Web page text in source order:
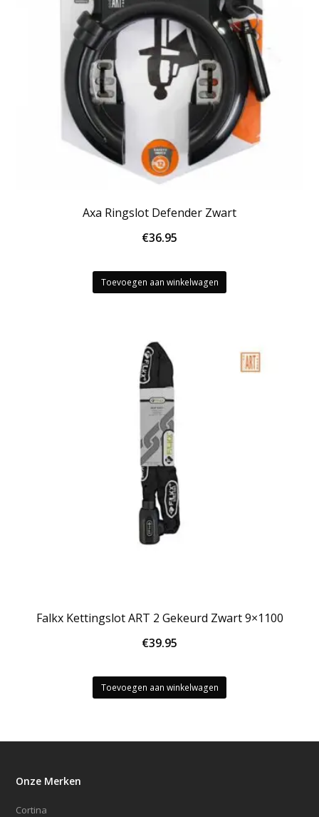
Axa Ringslot Defender Zwart
€36.95
Toevoegen aan winkelwagen
Falkx Kettingslot ART 2 Gekeurd Zwart 9×1100
€39.95
Toevoegen aan winkelwagen
Onze Merken
Cortina